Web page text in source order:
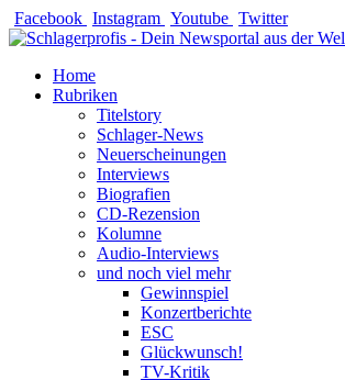
Zum
Inhalt
Facebook Instagram Youtube Twitter
Home
Rubriken
Titelstory
Schlager-News
Neuerscheinungen
Interviews
Biografien
CD-Rezension
Kolumne
Audio-Interviews
und noch viel mehr
Gewinnspiel
Konzertberichte
ESC
Glückwunsch!
TV-Kritik